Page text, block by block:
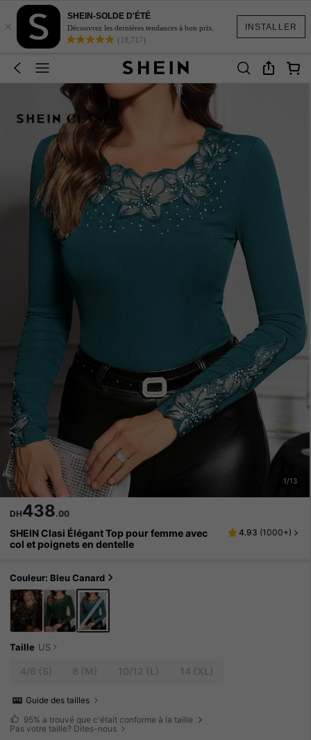
INSTALLER
×
SHEIN-SOLDE D'ÉTÉ
Découvrez les dernières tendances à bon prix.
(18,717)
1/13
DH438.00
SHEIN Clasi Élégant Top pour femme avec
col et poignets en dentelle
4.93 (1000+)
Couleur: Bleu Canard
Taille US
Guide des tailles
95% a trouvé que c'était conforme à la taille
Pas votre taille? Dites-nous